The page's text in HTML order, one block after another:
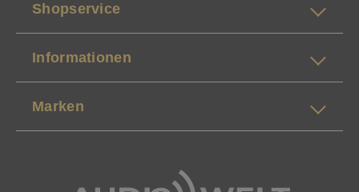
Shopservice
Informationen
Marken